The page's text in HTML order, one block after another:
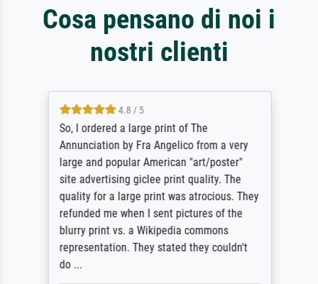
Cosa pensano di noi i
nostri clienti
4.8 / 5
So, I ordered a large print of The
Annunciation by Fra Angelico from a very
large and popular American "art/poster"
site advertising giclee print quality. The
quality for a large print was atrocious. They
refunded me when I sent pictures of the
blurry print vs. a Wikipedia commons
representation. They stated they couldn't
do ...